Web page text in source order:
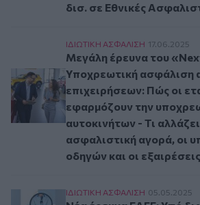
δισ. σε Εθνικές
Μεγάλη έρευνα του
ΙΔΙΩΤΙΚΗ ΑΣΦAΛΙΣΗ 17.06.2025
Μεγάλη έρευνα του
Υποχρεωτική ασφάλιση
επιχειρήσεων: Πώς οι
εφαρμόζουν την
αυτοκινήτων - Τι
ασφαλιστική αγορά, οι
οδηγών και οι εξαιρέσεις
Νέα έρευνα ΕΑΕΕ: Υπό
ΙΔΙΩΤΙΚΗ ΑΣΦAΛΙΣΗ 05.05.2025